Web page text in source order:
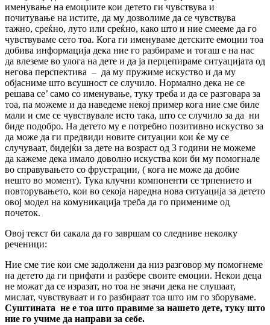
именување на емоциите кои детето ги чувствува и
почитување на истите, да му дозволиме да се чувствува
тажно, среќно, луто или среќно, како што и ние смееме да го
чувствуваме сето тоа. Кога ги именуваме детските емоции тоа
добива информација дека ние го разбираме и тогаш е на нас
да влеземе во улога на дете и да ја перцепираме ситуацијата од
негова перспектива – да му пружиме искуство и да му
објасниме што всушност се случило. Нормално дека не се
решава се’ само со именување, туку треба и да се разговара за
тоа, па можеме и да наведеме некој пример кога ние сме биле
мали и сме се чувствувале исто така, што се случило за да ни
биде подобро. На детето му е потребно позитивно искуство за
да може да ги предвиди новите ситуации кои ќе му се
случуваат, бидејќи за дете на возраст од 3 години не можеме
да кажеме дека имало доволно искуства кои би му помогнале
во справувањето со фрустрации, ( кога не може да добие
нешто во момент). Тука клучни компоненти се трпението и
повторувањето, кои во секоја наредна нова ситуација за детето
овој модел на комуникација треба да го примениме од
почеток.
Овој текст би сакала да го завршам со следниве неколку
реченици:
Ние сме тие кои сме задолжени да низ разговор му помогнеме
на детето да ги прифати и разбере своите емоции. Некои деца
не можат да се изразат, но тоа не значи дека не слушаат,
мислат, чувствуваат и го разбираат тоа што им го зборуваме.
Суштината не е тоа што правиме за нашето дете, туку што
ние го учиме да направи за себе.